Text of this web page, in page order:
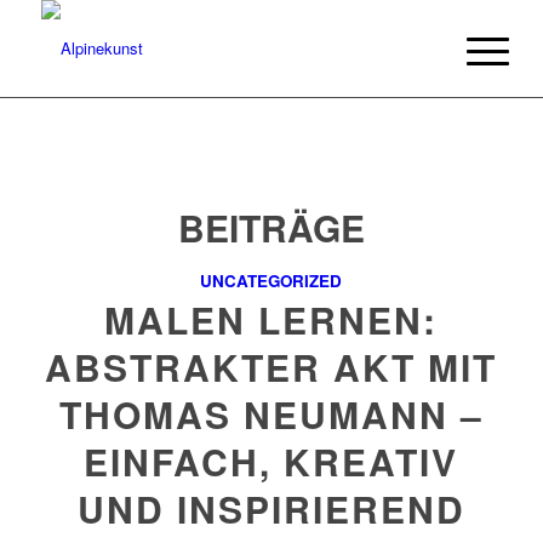
BEITRÄGE
UNCATEGORIZED
MALEN LERNEN:
ABSTRAKTER AKT MIT
THOMAS NEUMANN –
EINFACH, KREATIV
UND INSPIRIEREND